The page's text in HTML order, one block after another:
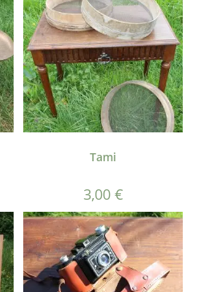
Tami
3,00 €